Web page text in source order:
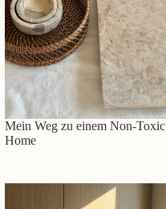
Mein Weg zu einem Non-Toxic
Home